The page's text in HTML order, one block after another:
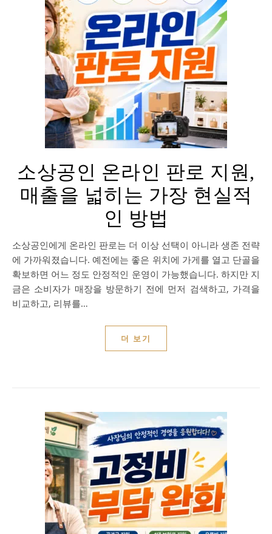
소상공인 온라인 판로 지원,
매출을 넓히는 가장 현실적
인 방법
소상공인에게 온라인 판로는 더 이상 선택이 아니라 생존 전략
에 가까워졌습니다. 예전에는 좋은 위치에 가게를 열고 단골을
확보하면 어느 정도 안정적인 운영이 가능했습니다. 하지만 지
금은 소비자가 매장을 방문하기 전에 먼저 검색하고, 가격을
비교하고, 리뷰를…
더 보기